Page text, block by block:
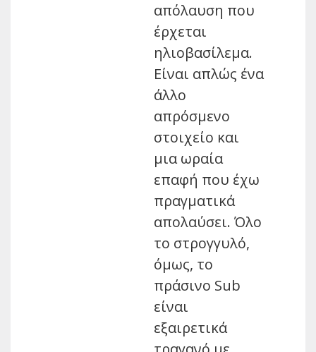
απόλαυση που
έρχεται
ηλιοβασίλεμα.
Είναι απλώς ένα
άλλο
απρόσμενο
στοιχείο και
μια ωραία
επαφή που έχω
πραγματικά
απολαύσει. Όλο
το στρογγυλό,
όμως, το
πράσινο Sub
είναι
εξαιρετικά